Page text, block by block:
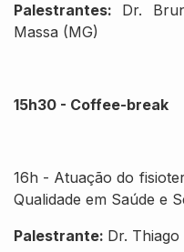
Palestrantes: Dr.
Massa (MG)
15h30 - Coffee-break
16h - Atuação do
Qualidade em Saúde e
Palestrante: Dr.